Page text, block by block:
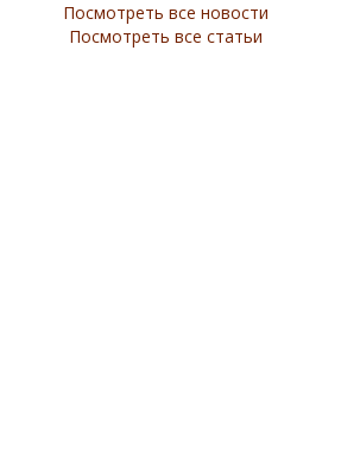
Посмотреть все новости
Посмотреть все статьи